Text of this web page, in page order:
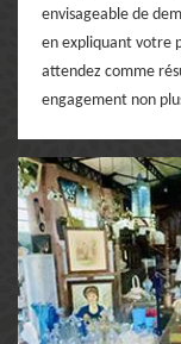
envisageable de
en expliquant votre
attendez comme
engagement non